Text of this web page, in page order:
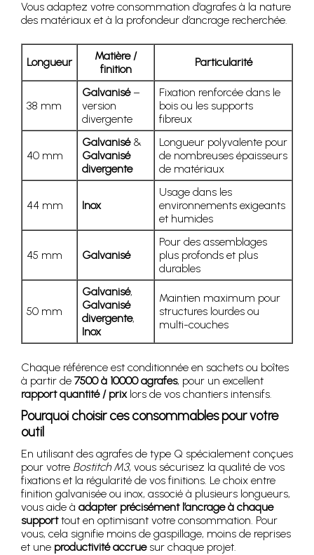
Vous adaptez votre consommation d’agrafes à la nature
des matériaux et à la profondeur d’ancrage recherchée.
Longueur
Matière /
finition
Particularité
38 mm
Galvanisé–
version
divergente
Fixation renforcée dans le
bois ou les supports
fibreux
40 mm
Galvanisé&
Galvanisé
divergente
Longueur polyvalente pour
de nombreuses épaisseurs
de matériaux
44 mm Inox
Usage dans les
environnements exigeants
et humides
45 mm Galvanisé
Pour des assemblages
plus profonds et plus
durables
50 mm
Galvanisé,
Galvanisé
divergente,
Inox
Maintien maximum pour
structures lourdes ou
multi-couches
Chaque référence est conditionnée en sachets ou boîtes
à partir de 7500 à 10000 agrafes, pour un excellent
rapport quantité / prixlors de vos chantiers intensifs.
Pourquoi choisir ces consommables pour votre
outil
En utilisant des agrafes de type Q spécialement conçues
pour votre Bostitch M3, vous sécurisez la qualité de vos
fixations et la régularité de vos finitions. Le choix entre
finition galvanisée ou inox, associé à plusieurs longueurs,
vous aide à adapter précisément l’ancrage à chaque
supporttout en optimisant votre consommation. Pour
vous, cela signifie moins de gaspillage, moins de reprises
et une productivité accruesur chaque projet.